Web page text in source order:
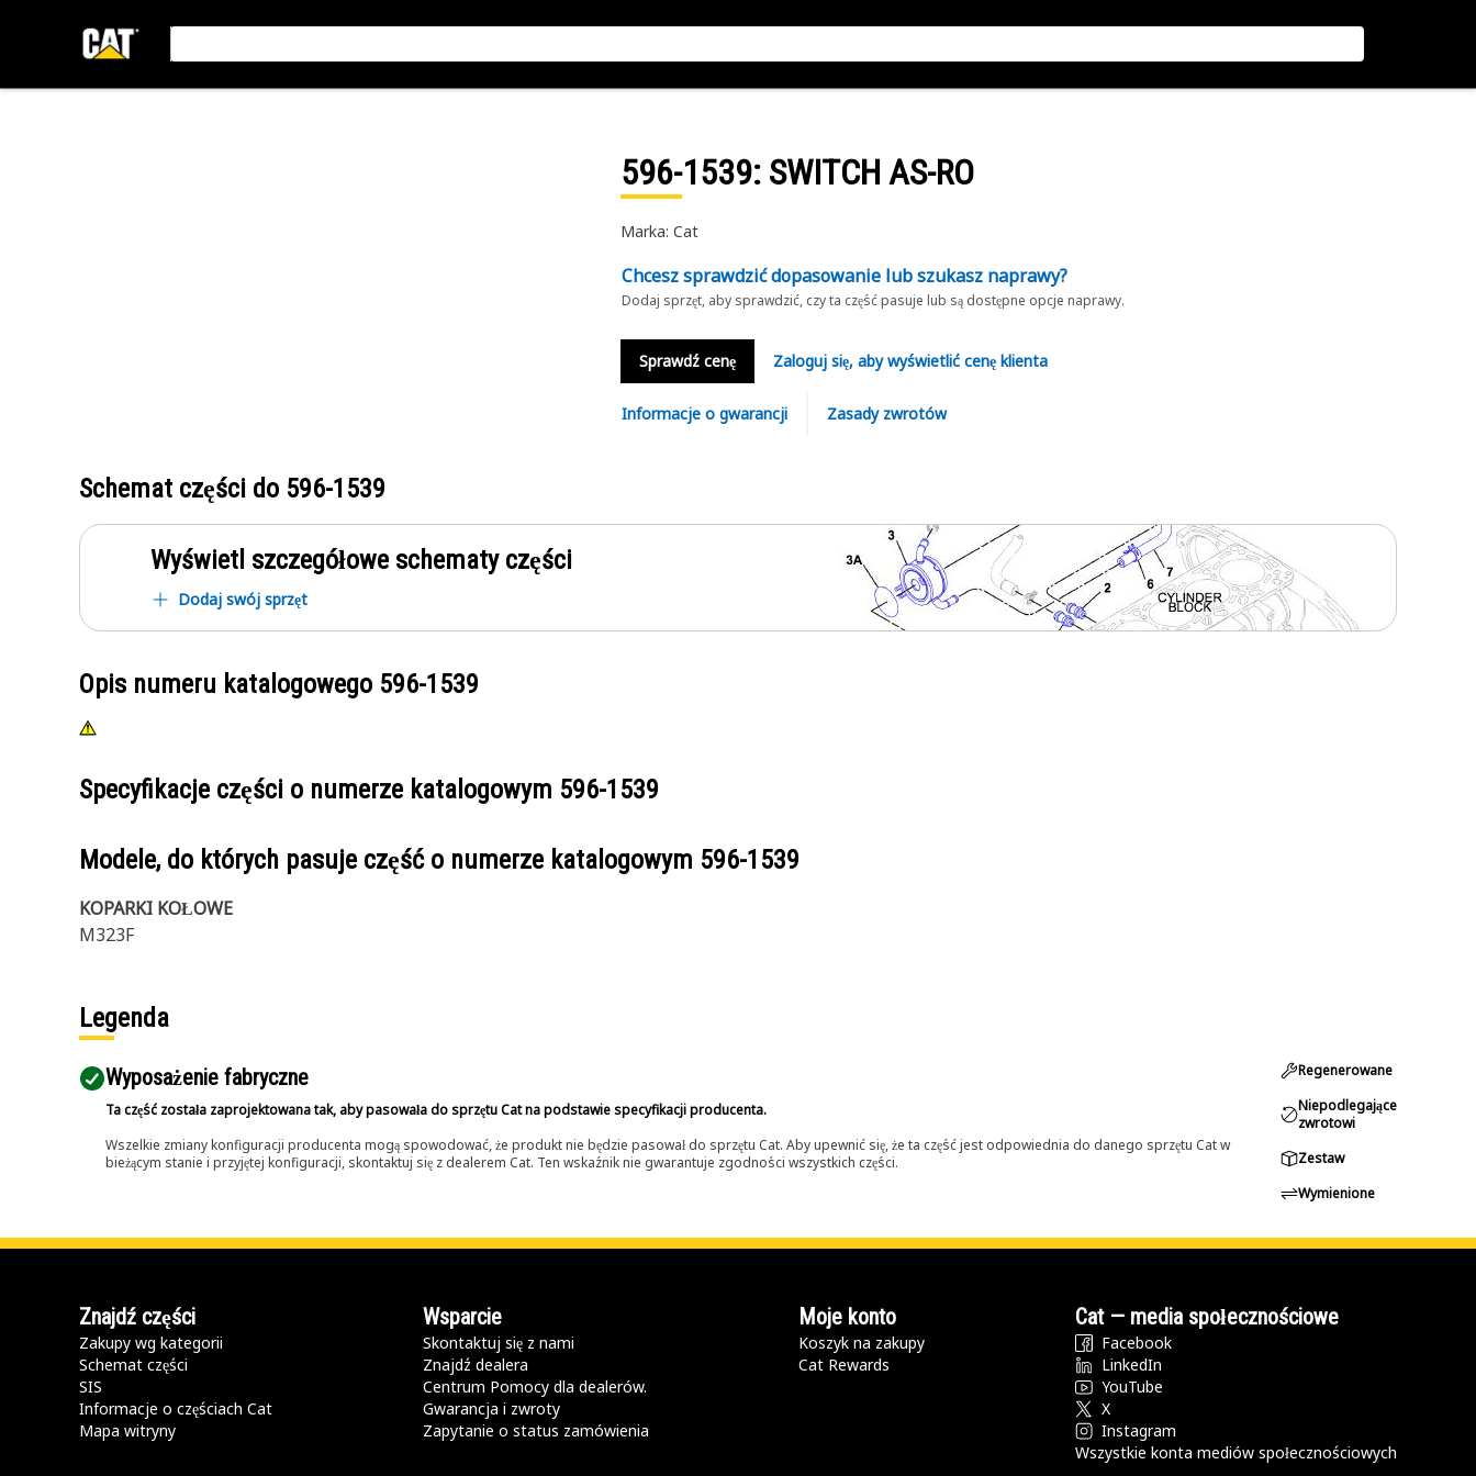
596-1539: SWITCH AS-RO
Marka: Cat
Chcesz sprawdzić dopasowanie lub szukasz naprawy?
Dodaj sprzęt, aby sprawdzić, czy ta część pasuje lub są dostępne opcje naprawy.
Sprawdź cenę Zaloguj się, aby wyświetlić cenę klienta
Informacje o gwarancji Zasady zwrotów
Schemat części do 596-1539
Wyświetl szczegółowe schematy części
Dodaj swój sprzęt
Opis numeru katalogowego 596-1539
Specyfikacje części o numerze katalogowym 596-1539
Modele, do których pasuje część o numerze katalogowym 596-1539
KOPARKI KOŁOWE
M323F
Legenda
Wyposażenie fabryczne
Ta część została zaprojektowana tak, aby pasowała do sprzętu Cat na podstawie specyfikacji producenta.
Wszelkie zmiany konfiguracji producenta mogą spowodować, że produkt nie będzie pasował do sprzętu Cat. Aby upewnić się, że ta część jest odpowiednia do danego sprzętu Cat w
bieżącym stanie i przyjętej konfiguracji, skontaktuj się z dealerem Cat. Ten wskaźnik nie gwarantuje zgodności wszystkich części.
Regenerowane
Niepodlegające
zwrotowi
Zestaw
Wymienione
Znajdź części
Zakupy wg kategorii
Schemat części
SIS
Informacje o częściach Cat
Mapa witryny
Wsparcie
Skontaktuj się z nami
Znajdź dealera
Centrum Pomocy dla dealerów.
Gwarancja i zwroty
Zapytanie o status zamówienia
Moje konto
Koszyk na zakupy
Cat Rewards
Cat — media społecznościowe
Facebook
LinkedIn
YouTube
X
Instagram
Wszystkie konta mediów społecznościowych